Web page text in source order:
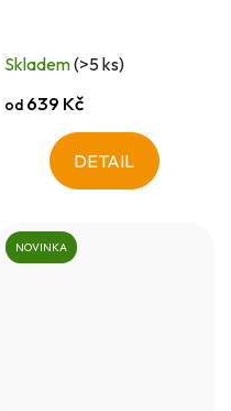
Skladem(>5 ks)
od639 Kč
DETAIL
NOVINKA